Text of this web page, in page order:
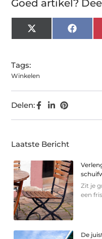
Goed artikel?
X
(Twitter)
Tags:
Winkelen
Delen:
Laatste Bericht
Zit je
een
De